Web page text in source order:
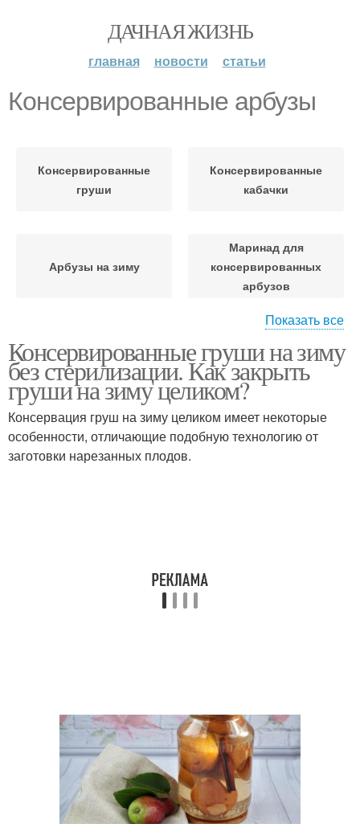
ДАЧНАЯ ЖИЗНЬ
главная новости статьи
Консервированные арбузы
Консервированные
груши
Консервированные
кабачки
Арбузы на зиму
Маринад для
консервированных
арбузов
помидоры
персики
Показать все
Консервированные груши на зиму
без стерилизации. Как закрыть
груши на зиму целиком?
Консервация груш на зиму целиком имеет некоторые
особенности, отличающие подобную технологию от
заготовки нарезанных плодов.